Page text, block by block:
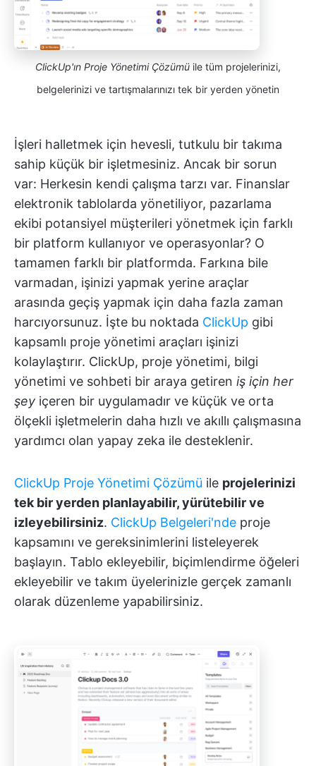
ClickUp'ın Proje Yönetimi Çözümü ile tüm projelerinizi,
belgelerinizi ve tartışmalarınızı tek bir yerden yönetin
İşleri halletmek için hevesli, tutkulu bir takıma
sahip küçük bir işletmesiniz. Ancak bir sorun
var: Herkesin kendi çalışma tarzı var. Finanslar
elektronik tablolarda yönetiliyor, pazarlama
ekibi potansiyel müşterileri yönetmek için farklı
bir platform kullanıyor ve operasyonlar? O
tamamen farklı bir platformda. Farkına bile
varmadan, işinizi yapmak yerine araçlar
arasında geçiş yapmak için daha fazla zaman
harcıyorsunuz. İşte bu noktada ClickUp gibi
kapsamlı proje yönetimi araçları işinizi
kolaylaştırır. ClickUp, proje yönetimi, bilgi
yönetimi ve sohbeti bir araya getiren iş için her
şey içeren bir uygulamadır ve küçük ve orta
ölçekli işletmelerin daha hızlı ve akıllı çalışmasına
yardımcı olan yapay zeka ile desteklenir.
ClickUp Proje Yönetimi Çözümü ile projelerinizi
tek bir yerden planlayabilir, yürütebilir ve
izleyebilirsiniz. ClickUp Belgeleri'nde proje
kapsamını ve gereksinimlerini listeleyerek
başlayın. Tablo ekleyebilir, biçimlendirme öğeleri
ekleyebilir ve takım üyelerinizle gerçek zamanlı
olarak düzenleme yapabilirsiniz.